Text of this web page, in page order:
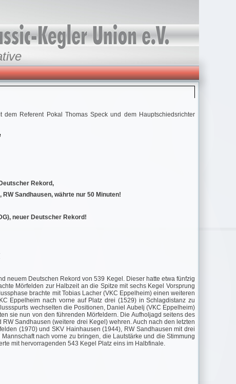
Referent Pokal Thomas Speck und dem Hauptschiedsrichter
Rekord,
Sandhausen, währte nur 50 Minuten!
neuer Deutscher Rekord!
neuem Deutschen Rekord von 539 Kegel. Dieser hatte etwa fünfzig
Mörfelden zur Halbzeit an die Spitze mit sechs Kegel Vorsprung
brachte mit Tobias Lacher (VKC Eppelheim) einen weiteren
Eppelheim nach vorne auf Platz drei (1529) in Schlagdistanz zu
wechselten die Positionen, Daniel Aubelj (VKC Eppelheim)
sie nun von den führenden Mörfeldern. Die Aufholjagd seitens des
Sandhausen (weitere drei Kegel) wehren. Auch nach den letzten
(1970) und SKV Hainhausen (1944), RW Sandhausen mit drei
nach vorne zu bringen, die Lautstärke und die Stimmung
mit hervorragenden 543 Kegel Platz eins im Halbfinale.